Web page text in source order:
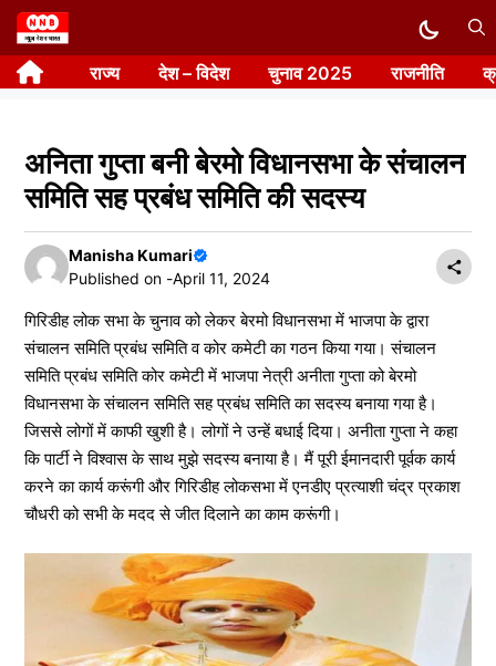
Skip
to
content राज्य देश – विदेश चुनाव 2025 राजनीति
अनिता गुप्ता बनी बेरमो विधानसभा के संचालन
समिति सह प्रबंध समिति की सदस्य
Manisha Kumari
Published on -April 11, 2024
गिरिडीह लोक सभा के चुनाव को लेकर बेरमो विधानसभा में भाजपा के द्वारा
संचालन समिति प्रबंध समिति व कोर कमेटी का गठन किया गया। संचालन
समिति प्रबंध समिति कोर कमेटी में भाजपा नेत्री अनीता गुप्ता को बेरमो
विधानसभा के संचालन समिति सह प्रबंध समिति का सदस्य बनाया गया है।
जिससे लोगों में काफी खुशी है। लोगों ने उन्हें बधाई दिया। अनीता गुप्ता ने कहा
कि पार्टी ने विश्वास के साथ मुझे सदस्य बनाया है। मैं पूरी ईमानदारी पूर्वक कार्य
करने का कार्य करूंगी और गिरिडीह लोकसभा में एनडीए प्रत्याशी चंद्र प्रकाश
चौधरी को सभी के मदद से जीत दिलाने का काम करूंगी।